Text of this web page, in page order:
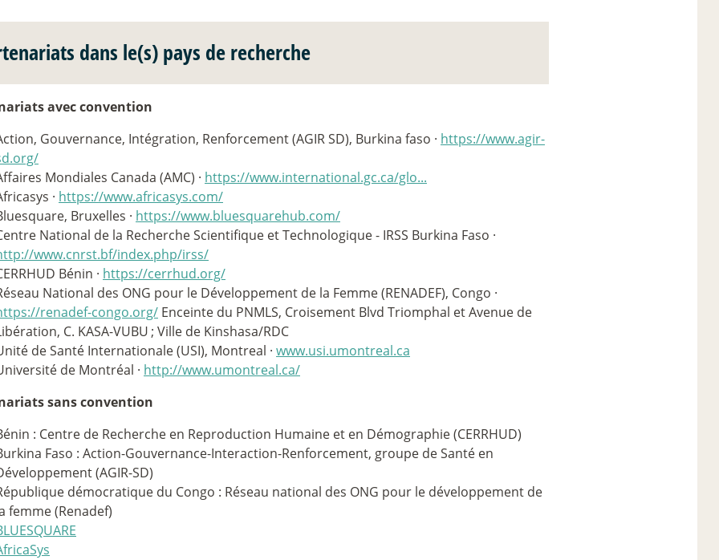
dans le(s) pays de recherche
avec convention
Gouvernance, Intégration, Renforcement (AGIR SD), Burkina faso · https://www.agir-
Mondiales Canada (AMC) · https://www.international.gc.ca/glo...
· https://www.africasys.com/
Bruxelles · https://www.bluesquarehub.com/
National de la Recherche Scientifique et Technologique - IRSS Burkina Faso ·
www.cnrst.bf/index.php/irss/
Bénin · https://cerrhud.org/
National des ONG pour le Développement de la Femme (RENADEF), Congo ·
renadef-congo.org/ Enceinte du PNMLS, Croisement Blvd Triomphal et Avenue de
C. KASA-VUBU ; Ville de Kinshasa/RDC
de Santé Internationale (USI), Montreal · www.usi.umontreal.ca
de Montréal · http://www.umontreal.ca/
sans convention
: Centre de Recherche en Reproduction Humaine et en Démographie (CERRHUD)
Faso : Action-Gouvernance-Interaction-Renforcement, groupe de Santé en
(AGIR-SD)
démocratique du Congo : Réseau national des ONG pour le développement de
femme (Renadef)